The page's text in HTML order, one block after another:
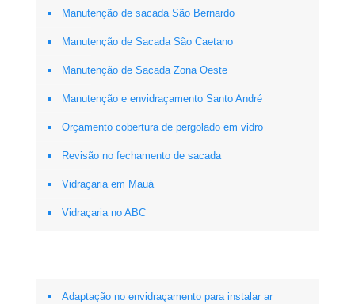
Manutenção de sacada São Bernardo
Manutenção de Sacada São Caetano
Manutenção de Sacada Zona Oeste
Manutenção e envidraçamento Santo André
Orçamento cobertura de pergolado em vidro
Revisão no fechamento de sacada
Vidraçaria em Mauá
Vidraçaria no ABC
Adaptação no envidraçamento para instalar ar